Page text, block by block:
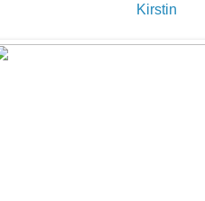
Kirstin